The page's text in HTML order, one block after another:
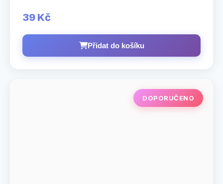
39 Kč
Přidat do košíku
DOPORUČENO